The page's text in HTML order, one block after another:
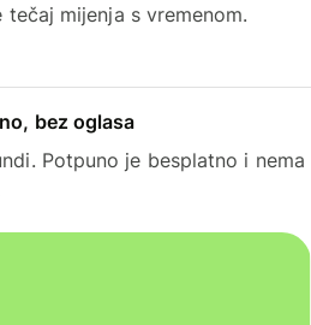
mijenja s vremenom.
bez oglasa
Potpuno je besplatno i nema